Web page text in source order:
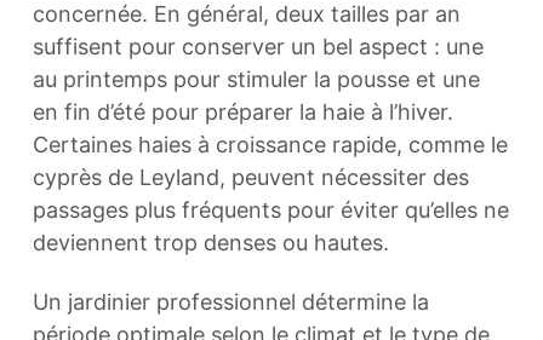
concernée. En général, deux tailles par an
suffisent pour conserver un bel aspect : une
au printemps pour stimuler la pousse et une
en fin d’été pour préparer la haie à l’hiver.
Certaines haies à croissance rapide, comme le
cyprès de Leyland, peuvent nécessiter des
passages plus fréquents pour éviter qu’elles ne
deviennent trop denses ou hautes.
Un jardinier professionnel détermine la
période optimale selon le climat et le type de